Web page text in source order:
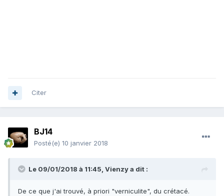
Citer
BJ14
Posté(e) 10 janvier 2018
Le 09/01/2018 à 11:45, Vienzya dit :
De ce que j'ai trouvé, à priori "verniculite", du crétacé.